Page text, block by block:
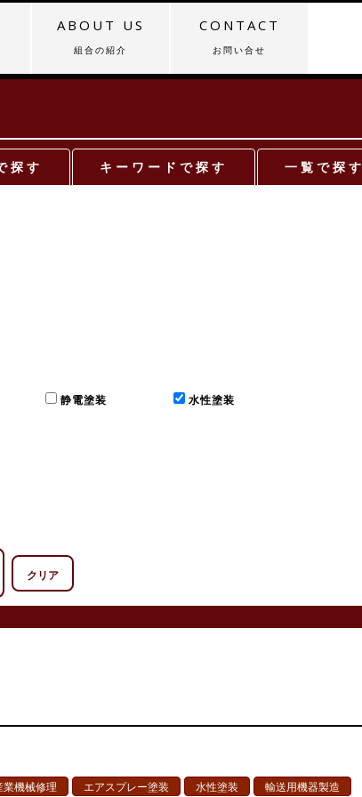
ABOUT US
組合の紹介
CONTACT
お問い合せ
探す キーワードで探す 一覧で探す
静電塗装
水性塗装
クリア
業機械修理 エアスプレー塗装 水性塗装 輸送用機器製造